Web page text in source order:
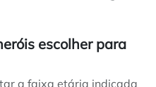
escolher para
a faixa etária indicada